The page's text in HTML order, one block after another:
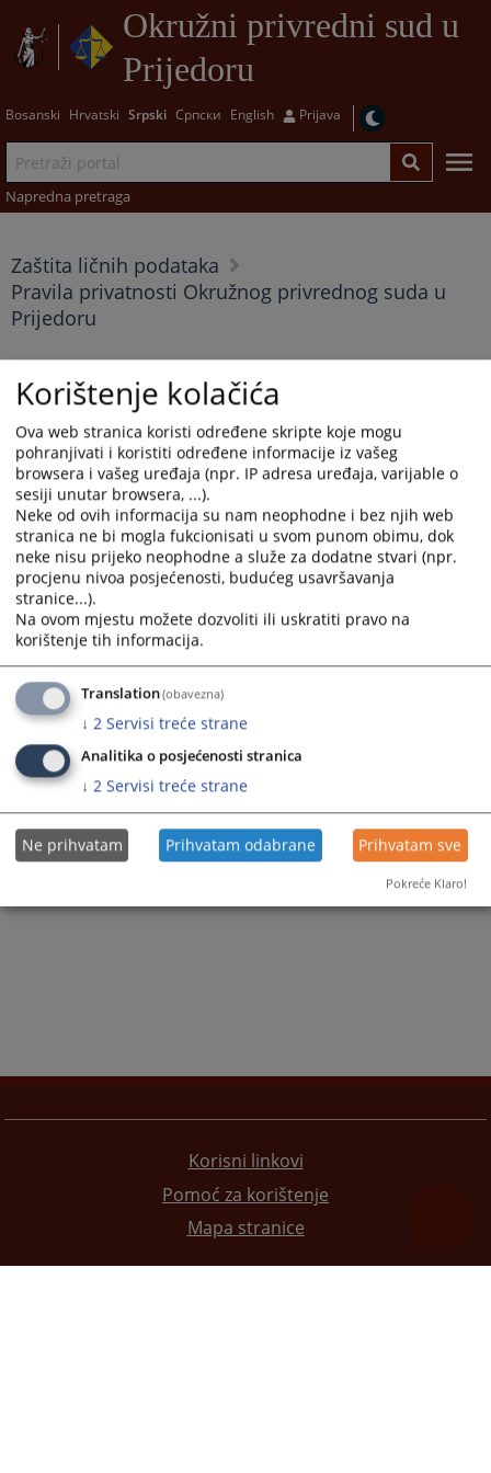
Okružni privredni sud u
Prijedoru
Bosanski Hrvatski Srpski Српски English Prijava
Napredna pretraga
Zaštita ličnih podataka
Pravila privatnosti Okružnog privrednog suda u
Prijedoru
Pravila privatnosti Okružnog privrednog suda
u Prijedoru
22.04.2026.
U pripremi
Prikazana vijest je na: Srpski jezik
848 PREGLEDA
Korisni linkovi
Pomoć za korištenje
Mapa stranice
Korištenje kolačića
Ova web stranica koristi određene skripte koje mogu
pohranjivati i koristiti određene informacije iz vašeg
browsera i vašeg uređaja (npr. IP adresa uređaja, varijable o
sesiji unutar browsera, ...).
Neke od ovih informacija su nam neophodne i bez njih web
stranica ne bi mogla fukcionisati u svom punom obimu, dok
neke nisu prijeko neophodne a služe za dodatne stvari (npr.
procjenu nivoa posjećenosti, budućeg usavršavanja
stranice...).
Na ovom mjestu možete dozvoliti ili uskratiti pravo na
korištenje tih informacija.
Translation(obavezna)
↓ 2 Servisi treće strane
Analitika o posjećenosti stranica
↓ 2 Servisi treće strane
Ne prihvatam Prihvatam odabrane Prihvatam sve
Pokreće Klaro!